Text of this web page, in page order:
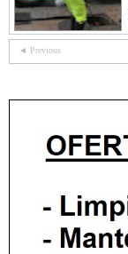
◄ Previous